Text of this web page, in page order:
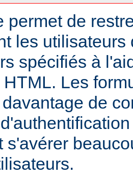
permet de
les utilisateurs
spécifiés à
Les
de
s'avérer